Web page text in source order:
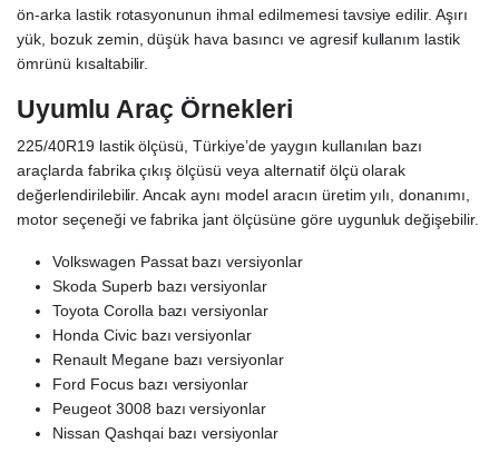
ön-arka lastik rotasyonunun ihmal edilmemesi tavsiye edilir. Aşırı
yük, bozuk zemin, düşük hava basıncı ve agresif kullanım lastik
ömrünü kısaltabilir.
Uyumlu Araç Örnekleri
225/40R19 lastik ölçüsü, Türkiye’de yaygın kullanılan bazı
araçlarda fabrika çıkış ölçüsü veya alternatif ölçü olarak
değerlendirilebilir. Ancak aynı model aracın üretim yılı, donanımı,
motor seçeneği ve fabrika jant ölçüsüne göre uygunluk değişebilir.
Volkswagen Passat bazı versiyonlar
Skoda Superb bazı versiyonlar
Toyota Corolla bazı versiyonlar
Honda Civic bazı versiyonlar
Renault Megane bazı versiyonlar
Ford Focus bazı versiyonlar
Peugeot 3008 bazı versiyonlar
Nissan Qashqai bazı versiyonlar